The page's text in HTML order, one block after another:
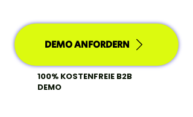
DEMO ANFORDERN
100% KOSTENFREIE B2B
DEMO